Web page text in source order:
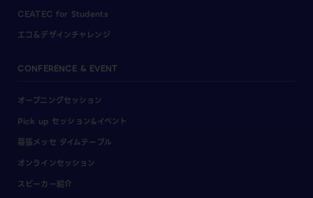
CEATEC for Students
エコ＆デザインチャレンジ
CONFERENCE & EVENT
オープニングセッション
Pick up セッション&イベント
幕張メッセ タイムテーブル
オンラインセッション
スピーカー紹介